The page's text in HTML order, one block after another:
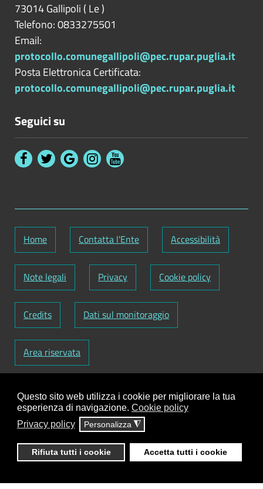
Questo sito web utilizza i cookie per migliorare la tua
esperienza di navigazione. Cookie policy
Privacy policy
Personalizza ◮
Rifiuta tutti i cookie Accetta tutti i cookie
73014Gallipoli ( Le)
Telefono: 0833275501
Email:
protocollo.comunegallipoli@pec.rupar.puglia.it
Posta Elettronica Certificata:
protocollo.comunegallipoli@pec.rupar.puglia.it
Seguici su
Home Contatta l'Ente Accessibilità
Note legali Privacy Cookie policy
Credits Dati sul monitoraggio
Area riservata
Codice Fiscale: 82000090751-Partita IVA:
01129720759-Codice Fatturazione elettronica:
UFY1HC
contenuti:Antonio Scrimitore
ClioCom© copyright 2018 - 2026 - Clio S.r.l. Lecce -